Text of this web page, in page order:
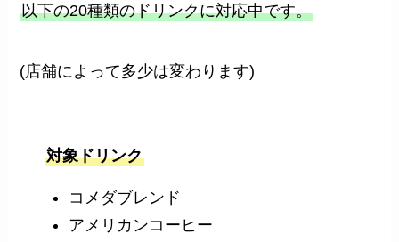
以下の20種類のドリンクに対応中です。
(店舗によって多少は変わります)
対象ドリンク
コメダブレンド
アメリカンコーヒー